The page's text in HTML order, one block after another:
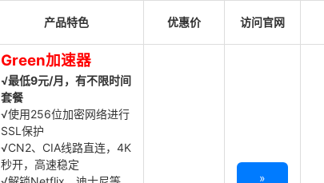
产品特色 优惠价 访问官网
Green加速器
√最低9元/月，有不限时间
套餐
√使用256位加密网络进行
SSL保护
√CN2、CIA线路直连，4K
秒开，高速稳定
»